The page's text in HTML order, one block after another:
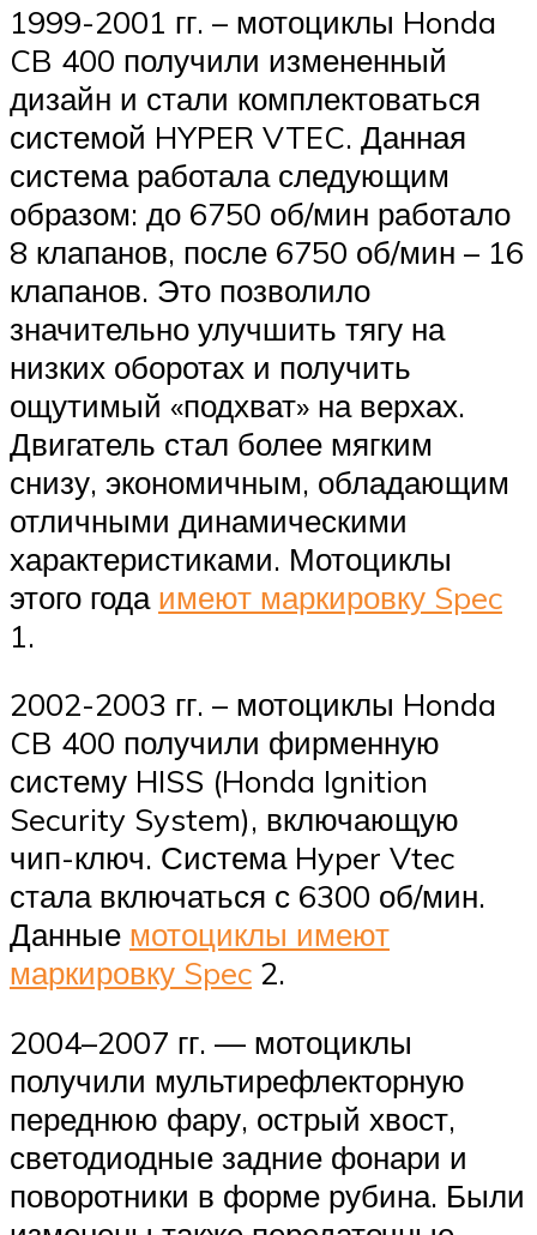
1999-2001 гг. – мотоциклы Honda
CB 400 получили измененный
дизайн и стали комплектоваться
системой HYPER VTEC. Данная
система работала следующим
образом: до 6750 об/мин работало
8 клапанов, после 6750 об/мин – 16
клапанов. Это позволило
значительно улучшить тягу на
низких оборотах и получить
ощутимый «подхват» на верхах.
Двигатель стал более мягким
снизу, экономичным, обладающим
отличными динамическими
характеристиками. Мотоциклы
этого года имеют маркировку Spec
1.
2002-2003 гг. – мотоциклы Honda
CB 400 получили фирменную
систему HISS (Honda Ignition
Security System), включающую
чип-ключ. Система Hyper Vtec
стала включаться с 6300 об/мин.
Данные мотоциклы имеют
маркировку Spec 2.
2004–2007 гг. — мотоциклы
получили мультирефлекторную
переднюю фару, острый хвост,
светодиодные задние фонари и
поворотники в форме рубина. Были